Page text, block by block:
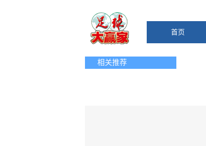
首页
相关推荐